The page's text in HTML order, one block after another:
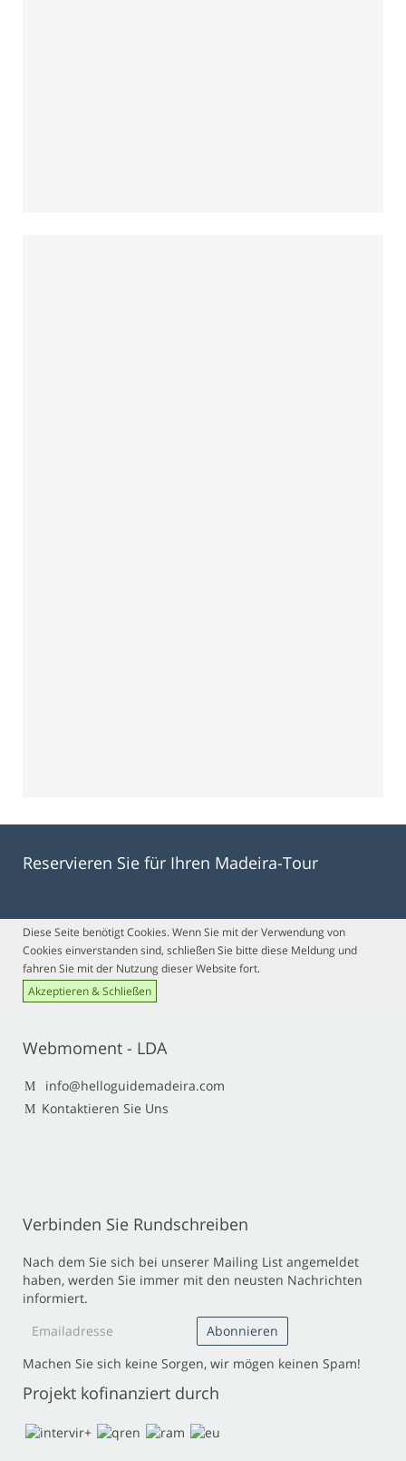
Reservieren Sie für Ihren Madeira-Tour
Diese Seite benötigt Cookies. Wenn Sie mit der Verwendung von
Cookies einverstanden sind, schließen Sie bitte diese Meldung und
fahren Sie mit der Nutzung dieser Website fort.
Akzeptieren & Schließen
Webmoment - LDA
info@helloguidemadeira.com
Kontaktieren Sie Uns
Verbinden Sie Rundschreiben
Nach dem Sie sich bei unserer Mailing List angemeldet
haben, werden Sie immer mit den neusten Nachrichten
informiert.
Machen Sie sich keine Sorgen, wir mögen keinen Spam!
Projekt kofinanziert durch